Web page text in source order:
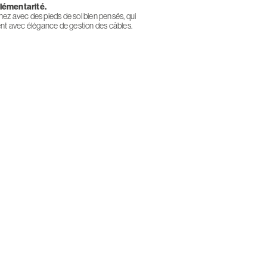
avec des pieds de sol bien pensés, qui
avec élégance de gestion des câbles.